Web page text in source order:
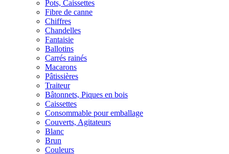
Pots, Caissettes
Fibre de canne
Chiffres
Chandelles
Fantaisie
Ballotins
Carrés rainés
Macarons
Pâtissières
Traiteur
Bâtonnets, Piques en bois
Caissettes
Consommable pour emballage
Couverts, Agitateurs
Blanc
Brun
Couleurs